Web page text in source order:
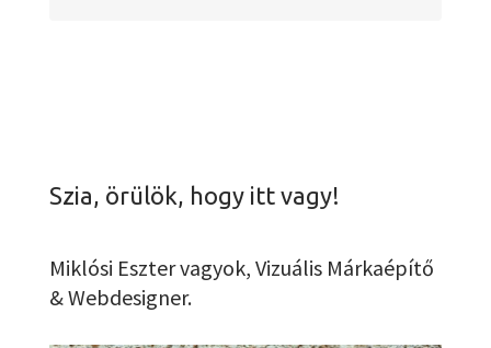
Szia, örülök, hogy itt vagy!
Miklósi Eszter vagyok, Vizuális Márkaépítő
& Webdesigner.